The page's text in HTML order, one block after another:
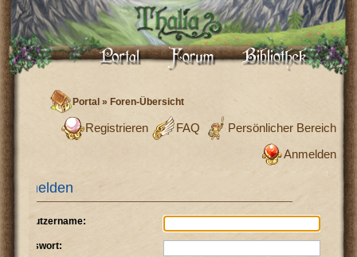
Portal »Foren-Übersicht
Persönlicher Bereich
FAQ
Registrieren
Anmelden
Anmelden
Benutzername:
Passwort: